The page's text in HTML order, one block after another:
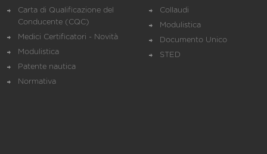
Carta di Qualificazione del
Conducente (CQC)
Medici Certificatori - Novità
Modulistica
Patente nautica
Normativa
Collaudi
Modulistica
Documento Unico
STED